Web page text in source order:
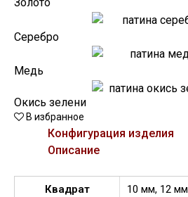
Серебро
Медь
Окись зелени
В избранное
Конфигурация изделия
Описание
Квадрат
10 мм, 12 мм